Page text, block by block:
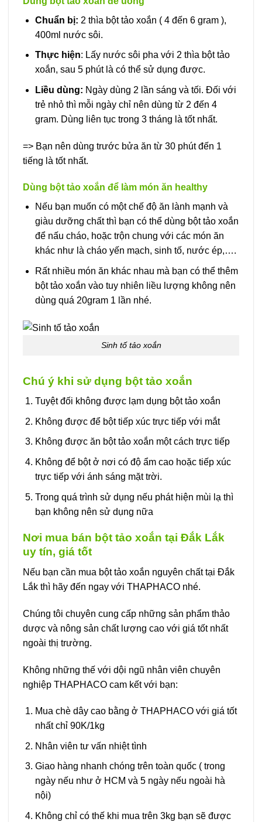
Chuẩn bị: 2 thìa bột tảo xoắn ( 4 đến 6 gram ),
400ml nước sôi.
Thực hiện: Lấy nước sôi pha với 2 thìa bột tảo
xoắn, sau 5 phút là có thể sử dụng được.
Liều dùng: Ngày dùng 2 lần sáng và tối. Đối với
trẻ nhỏ thì mỗi ngày chỉ nên dùng từ 2 đến 4
gram. Dùng liên tục trong 3 tháng là tốt nhất.
=> Bạn nên dùng trước bửa ăn từ 30 phút đến 1
tiếng là tốt nhất.
Dùng bột tảo xoắn để làm món ăn healthy
Nếu bạn muốn có một chế độ ăn lành mạnh và
giàu dưỡng chất thì bạn có thể dùng bột tảo xoắn
để nấu cháo, hoặc trộn chung với các món ăn
khác như là cháo yến mạch, sinh tố, nước ép,….
Rất nhiều món ăn khác nhau mà bạn có thể thêm
bột tảo xoắn vào tuy nhiên liều lượng không nên
dùng quá 20gram 1 lần nhé.
Sinh tố tảo xoắn
Chú ý khi sử dụng bột tảo xoắn
Tuyệt đối không được lạm dụng bột tảo xoắn
Không được để bột tiếp xúc trực tiếp với mắt
Không được ăn bột tảo xoắn một cách trực tiếp
Không để bột ở nơi có độ ẩm cao hoặc tiếp xúc
trực tiếp với ánh sáng mặt trời.
Trong quá trình sử dụng nếu phát hiện mùi lạ thì
bạn không nên sử dụng nữa
Nơi mua bán bột tảo xoắn tại Đắk Lắk
uy tín, giá tốt
Nếu bạn cần mua bột tảo xoắn nguyên chất tại Đắk
Lắk thì hãy đến ngay với THAPHACO nhé.
Chúng tôi chuyên cung cấp những sản phẩm thảo
dược và nông sản chất lượng cao với giá tốt nhất
ngoài thị trường.
Không những thế với dội ngũ nhân viên chuyên
nghiệp THAPHACO cam kết với bạn:
Mua chè dây cao bằng ở THAPHACO với giá tốt
nhất chỉ 90K/1kg
Nhân viên tư vấn nhiệt tình
Giao hàng nhanh chóng trên toàn quốc ( trong
ngày nếu như ở HCM và 5 ngày nếu ngoài hà
nội)
Không chỉ có thế khi mua trên 3kg bạn sẽ được